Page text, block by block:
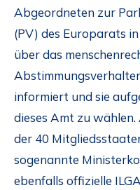
Abgeordneten zur
(PV) des Europarats
über das
informiert und sie
dieses Amt zu
der 40
sogenannte
ebenfalls offizielle